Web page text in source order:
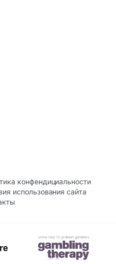
конфендициальности
использования сайта